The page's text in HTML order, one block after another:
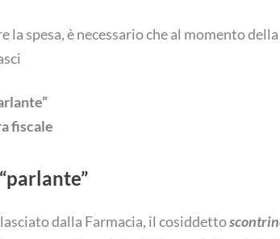
la spesa, è necessario che al momento
fiscale
dalla Farmacia, il cosiddetto